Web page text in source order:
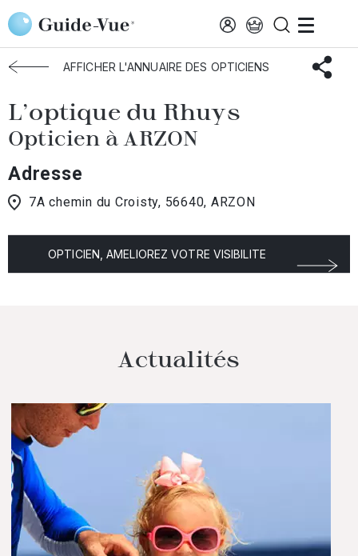
Aller au contenu principal
Accueil Choisir mon opticien L'optique Du Rhuys
AFFICHER L'ANNUAIRE DES OPTICIENS
L'optique du Rhuys
Opticien à ARZON
Adresse
7A chemin du Croisty, 56640, ARZON
OPTICIEN, AMELIOREZ VOTRE VISIBILITE
Actualités